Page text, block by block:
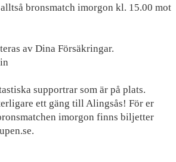
bronsmatch imorgon kl. 15.00 mot
av Dina Försäkringar.
supportrar som är på plats.
ett gäng till Alingsås! För er
imorgon finns biljetter